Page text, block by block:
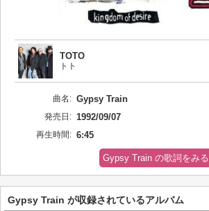
TOTO
トト
曲名: Gypsy Train
発売日: 1992/09/07
再生時間: 6:45
Gypsy Train の歌詞をみる
Gypsy Train が収録されているアルバム